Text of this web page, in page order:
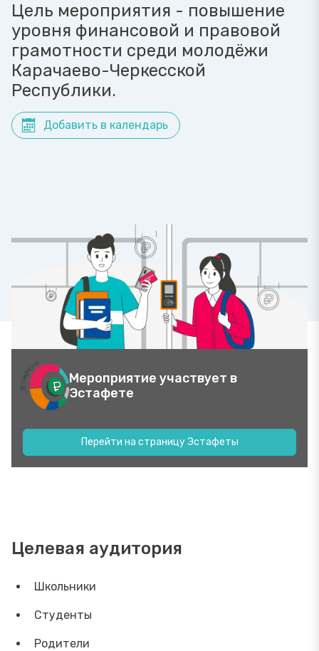
Цель мероприятия - повышение
уровня финансовой и правовой
грамотности среди молодёжи
Карачаево-Черкесской
Республики.
Добавить в календарь
Мероприятие участвует в
Эстафете
Перейти на страницу Эстафеты
Целевая аудитория
Школьники
Студенты
Родители